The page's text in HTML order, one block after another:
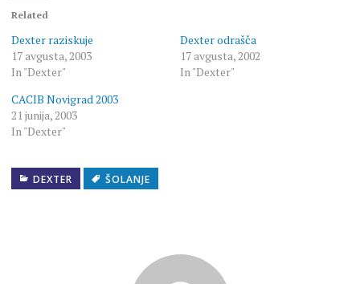
Related
Dexter raziskuje
17 avgusta, 2003
In "Dexter"
Dexter odrašča
17 avgusta, 2002
In "Dexter"
CACIB Novigrad 2003
21 junija, 2003
In "Dexter"
DEXTER ŠOLANJE